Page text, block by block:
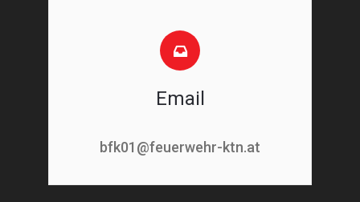
Email
bfk01@feuerwehr-ktn.at